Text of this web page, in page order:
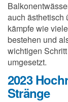
auch ästhetisch
kämpfe wie
bestehen und
wichtigen
umgesetzt.
2023
Stränge